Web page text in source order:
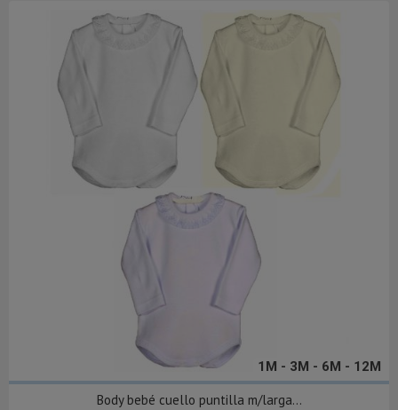
1M - 3M - 6M - 12M
Body bebé cuello puntilla m/larga...